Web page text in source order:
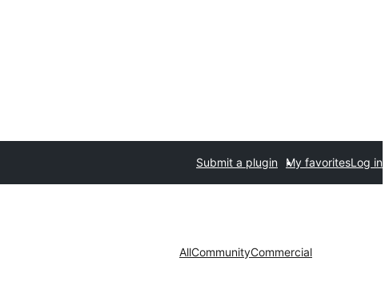
Submit a plugin My favoritesLog in
AllCommunityCommercial